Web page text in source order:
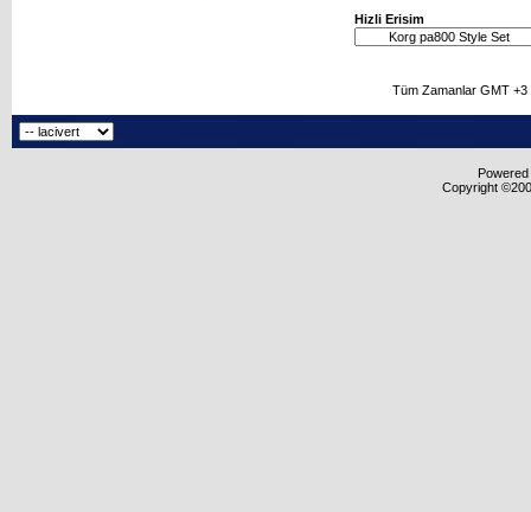
Hizli Erisim
Tüm Zamanlar GMT
Copyright